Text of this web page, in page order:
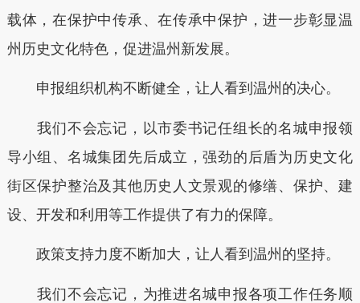
载体，在保护中传承、在传承中保护，进一步彰显温
州历史文化特色，促进温州新发展。
申报组织机构不断健全，让人看到温州的决心。
我们不会忘记，以市委书记任组长的名城申报领
导小组、名城集团先后成立，强劲的后盾为历史文化
街区保护整治及其他历史人文景观的修缮、保护、建
设、开发和利用等工作提供了有力的保障。
政策支持力度不断加大，让人看到温州的坚持。
我们不会忘记，为推进名城申报各项工作任务顺